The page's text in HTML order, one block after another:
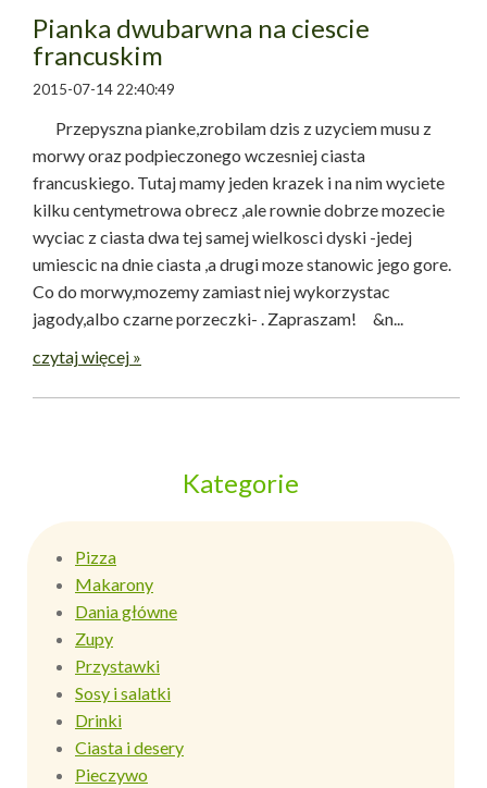
Pianka dwubarwna na ciescie
francuskim
2015-07-14 22:40:49
Przepyszna pianke,zrobilam dzis z uzyciem musu z
morwy oraz podpieczonego wczesniej ciasta
francuskiego. Tutaj mamy jeden krazek i na nim wyciete
kilku centymetrowa obrecz ,ale rownie dobrze mozecie
wyciac z ciasta dwa tej samej wielkosci dyski -jedej
umiescic na dnie ciasta ,a drugi moze stanowic jego gore.
Co do morwy,mozemy zamiast niej wykorzystac
jagody,albo czarne porzeczki- . Zapraszam! &n...
czytaj więcej »
Kategorie
Pizza
Makarony
Dania główne
Zupy
Przystawki
Sosy i salatki
Drinki
Ciasta i desery
Pieczywo